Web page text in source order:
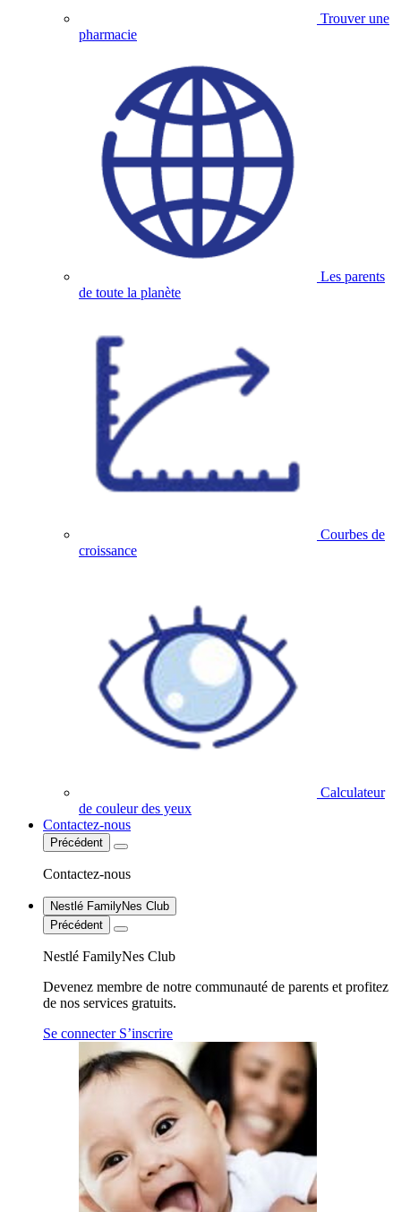
Trouver une
pharmacie
Les parents
de toute la planète
Courbes de
croissance
Calculateur
de couleur des yeux
Contactez-nous
Précédent
Contactez-nous
Nestlé FamilyNes Club
Précédent
Nestlé FamilyNes Club
Devenez membre de notre communauté de parents et profitez
de nos services gratuits.
Se connecter S’inscrire